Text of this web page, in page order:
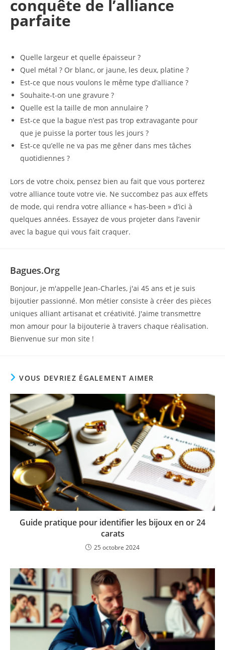
conquête de l’alliance
parfaite
Quelle largeur et quelle épaisseur ?
Quel métal ? Or blanc, or jaune, les deux, platine ?
Est-ce que nous voulons le même type d’alliance ?
Souhaite-t-on une gravure ?
Quelle est la taille de mon annulaire ?
Est-ce que la bague n’est pas trop extravagante pour
que je puisse la porter tous les jours ?
Est-ce qu’elle ne va pas me gêner dans mes tâches
quotidiennes ?
Lors de votre choix, pensez bien au fait que vous porterez
votre alliance toute votre vie. Ne succombez pas aux effets
de mode, qui rendra votre alliance « has-been » d’ici à
quelques années. Essayez de vous projeter dans l’avenir
avec la bague qui vous fait craquer.
Bagues.org
Bonjour, je m'appelle Jean-Charles, j'ai 45 ans et je suis
bijoutier passionné. Mon métier consiste à créer des pièces
uniques alliant artisanat et créativité. J'aime transmettre
mon amour pour la bijouterie à travers chaque réalisation.
Bienvenue sur mon site !
VOUS DEVRIEZ ÉGALEMENT AIMER
Guide pratique pour identifier les bijoux en or 24
carats
25 octobre 2024